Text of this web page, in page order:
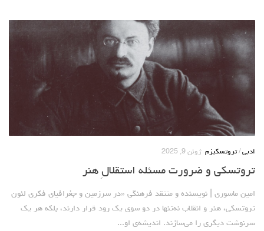
ادبی /تروتسکیزم ژوئن 9, 2025
تروتسکی و ضرورت مسئله استقلالِ هنر
امین ماسوری | نویسنده و متتقد فرهنگی «در سرزمین و جغرافیای فکری لئون
تروتسکی، هنر و انقلاب نه‌تنها در دو سوی یک رود قرار دارند، بلکه هر یک
سرنوشت دیگری را می‌سازند. اندیشه‌ی او...